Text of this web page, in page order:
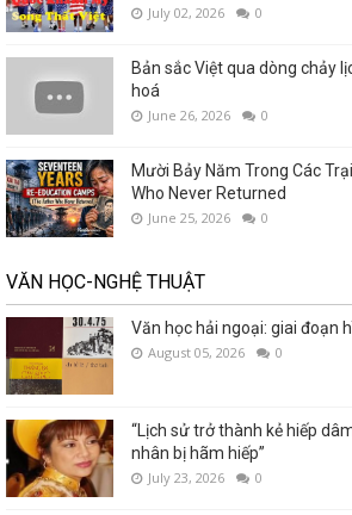
July 02, 2026 0
Bản sắc Việt qua dòng chảy
hoá
June 26, 2026 0
Mười Bảy Năm Trong Các
Who Never Returned
June 25, 2026 0
VĂN HỌC-NGHỆ THUẬT
Văn học hải ngoại: giai đoạn
August 05, 2026 0
“Lịch sử trở thành kẻ hiếp
nhân bị hãm hiếp”
July 23, 2026 0